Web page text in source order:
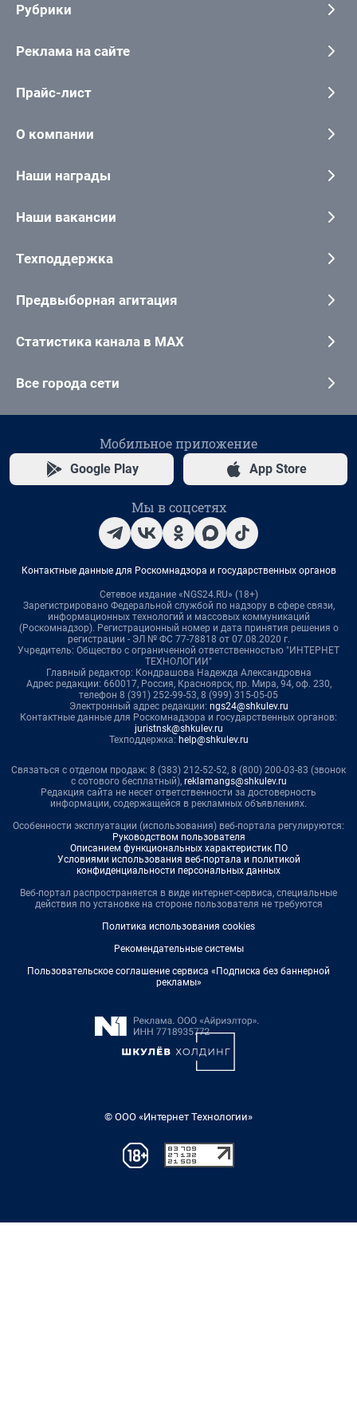
Рубрики
Реклама на сайте
Прайс-лист
О компании
Наши награды
Наши вакансии
Техподдержка
Предвыборная агитация
Статистика канала в MAX
Все города сети
Мобильное приложение
Google Play App Store
Мы в соцсетях
Контактные данные для Роскомнадзора и государственных органов
Сетевое издание «NGS24.RU» (18+)
Зарегистрировано Федеральной службой по надзору в сфере связи,
информационных технологий и массовых коммуникаций
(Роскомнадзор). Регистрационный номер и дата принятия решения о
регистрации - ЭЛ № ФС 77-78818 от 07.08.2020 г.
Учредитель: Общество с ограниченной ответственностью "ИНТЕРНЕТ
ТЕХНОЛОГИИ"
Главный редактор: Кондрашова Надежда Александровна
Адрес редакции: 660017, Россия, Красноярск, пр. Мира, 94, оф. 230,
телефон 8 (391) 252-99-53, 8 (999) 315-05-05
Электронный адрес редакции: ngs24@shkulev.ru
Контактные данные для Роскомнадзора и государственных органов:
juristnsk@shkulev.ru
Техподдержка: help@shkulev.ru
Связаться с отделом продаж: 8 (383) 212-52-52, 8 (800) 200-03-83 (звонок
с сотового бесплатный), reklamangs@shkulev.ru
Редакция сайта не несет ответственности за достоверность
информации, содержащейся в рекламных объявлениях.
Особенности эксплуатации (использования) веб-портала регулируются:
Руководством пользователя
Описанием функциональных характеристик ПО
Условиями использования веб-портала и политикой
конфиденциальности персональных данных
Веб-портал распространяется в виде интернет-сервиса, специальные
действия по установке на стороне пользователя не требуются
Политика использования cookies
Рекомендательные системы
Пользовательское соглашение сервиса «Подписка без баннерной
рекламы»
© ООО «Интернет Технологии»